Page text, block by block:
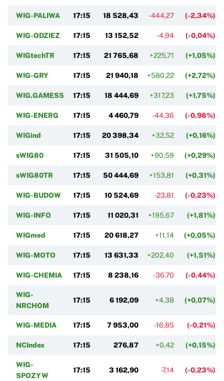
WIG-PALIWA 17:15 18 528,43 -444,27 (-2,34%)
WIG-ODZIEZ 17:15 13 152,52 -4,94 (-0,04%)
WIGtechTR 17:15 21 765,68 +225,71 (+1,05%)
WIG-GRY 17:15 21 940,18 +580,22 (+2,72%)
WIG.GAMES5 17:15 18 444,69 +317,23 (+1,75%)
WIG-ENERG 17:15 4 460,79 -44,36 (-0,98%)
WIGind 17:15 20 398,34 +32,52 (+0,16%)
sWIG80 17:15 31 505,10 +90,59 (+0,29%)
sWIG80TR 17:15 50 444,69 +153,81 (+0,31%)
WIG-BUDOW 17:15 10 524,69 -23,81 (-0,23%)
WIG-INFO 17:15 11 020,31 +195,67 (+1,81%)
WIGmed 17:15 20 618,27 +11,14 (+0,05%)
WIG-MOTO 17:15 13 631,33 +202,40 (+1,51%)
WIG-CHEMIA 17:15 8 238,16 -36,70 (-0,44%)
WIG-
NRCHOM
17:15 6 192,09 +4,38 (+0,07%)
WIG-MEDIA 17:15 7 953,00 -16,85 (-0,21%)
NCIndex 17:15 276,87 +0,42 (+0,15%)
WIG-
SPOZYW
17:15 3 162,90 -7,14 (-0,23%)